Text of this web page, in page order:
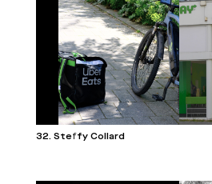
32. Steffy Collard